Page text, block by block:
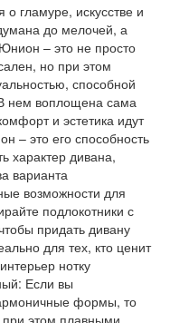
гламуре, искусстве и
до мелочей, а
– это не просто
но при этом
способной
нем воплощена сама
и эстетика идут
– это его способность
характер дивана,
варианта
возможности для
подлокотники с
придать дивану
для тех, кто ценит
нотку
Если вы
формы, то
при этом плавными